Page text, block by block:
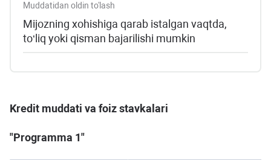
Muddatidan oldin to'lash
Mijozning xohishiga qarab istalgan vaqtda,
to‘liq yoki qisman bajarilishi mumkin
Kredit muddati va foiz stavkalari
"Programma 1"